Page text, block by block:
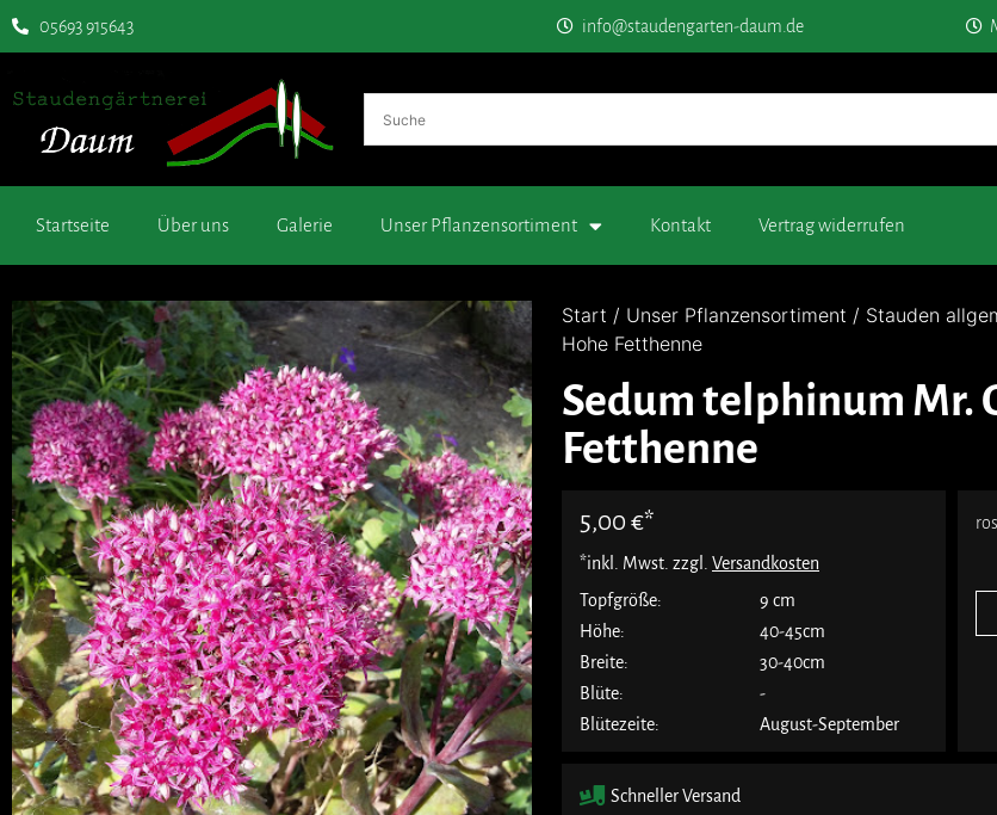
05693 915643 info@staudengarten-daum.de
Startseite Über uns Galerie Unser Pflanzensortiment Kontakt Vertrag widerrufen
Start / Unser Pflanzensortiment / Stauden
Hohe Fetthenne
Sedum telphinum Mr.
Fetthenne
5,00 €
*inkl. Mwst. zzgl. Versandkosten
Topfgröße:
9 cm
Höhe:
40-45cm
Breite:
30-40cm
Blüte:
-
Blütezeite:
August-September
Schneller Versand